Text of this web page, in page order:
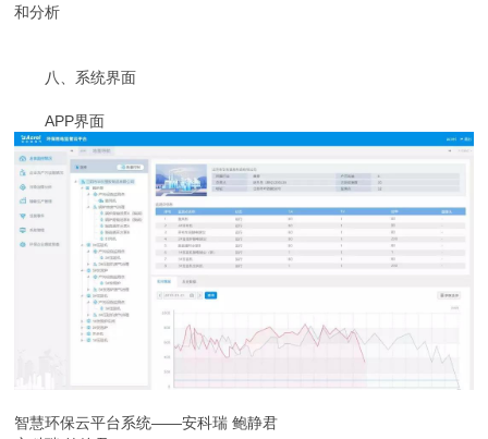
和分析
八、系统界面
APP界面
智慧环保云平台系统——安科瑞 鲍静君